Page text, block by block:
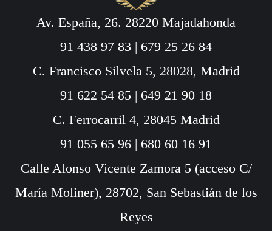
Av. España, 26. 28220 Majadahonda
91 438 97 83 | 679 25 26 84
C. Francisco Silvela 5, 28028, Madrid
91 622 54 85 | 649 21 90 18
C. Ferrocarril 4, 28045 Madrid
91 055 65 96 | 680 60 16 91
Calle Alonso Vicente Zamora 5 (acceso C/
María Moliner), 28702, San Sebastián de los
Reyes